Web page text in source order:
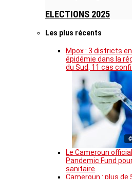
ELECTIONS 2025
Les plus récents
Mpox : 3 districts en
épidémie dans la
du Sud, 11 cas
©
Le Cameroun
Pandemic Fund
sanitaire
Cameroun : plus de